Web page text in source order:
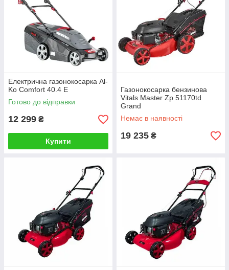
Електрична газонокосарка Al-
Ko Comfort 40.4 E
Готово до відправки
12 299 ₴
Купити
Газонокосарка бензинова
Vitals Master Zp 51170td
Grand
Немає в наявності
19 235 ₴